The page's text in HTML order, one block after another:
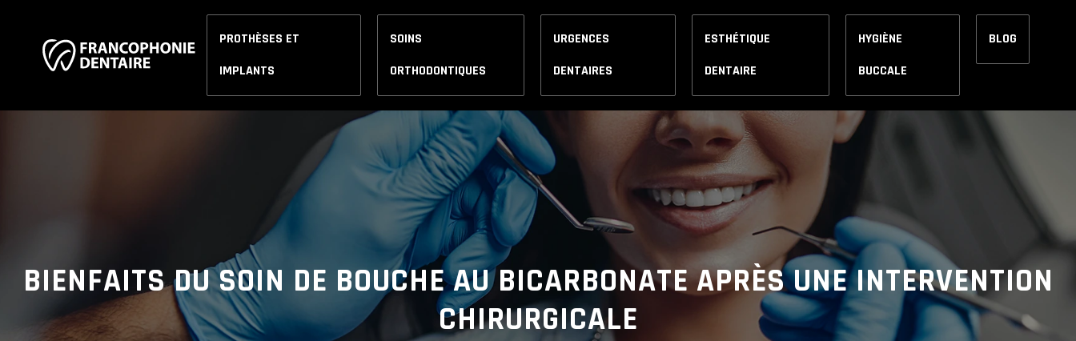
PROTHÈSES ET
IMPLANTS
SOINS
ORTHODONTIQUES
URGENCES
DENTAIRES
ESTHÉTIQUE
DENTAIRE
HYGIÈNE
BUCCALE
BLOG
BIENFAITS DU SOIN DE BOUCHE AU BICARBONATE APRÈS UNE INTERVENTION
CHIRURGICALE